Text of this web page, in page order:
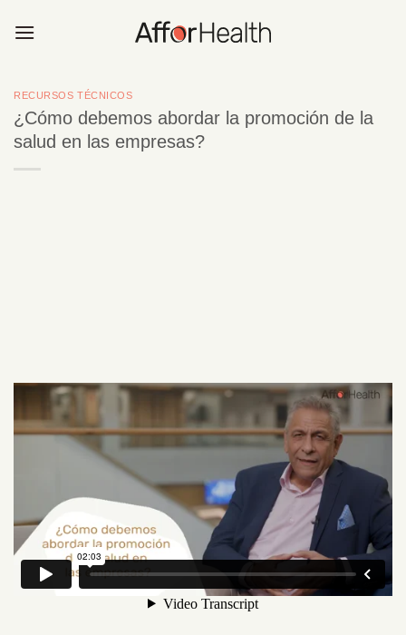
RECURSOS TÉCNICOS
¿Cómo debemos abordar la promoción de la
salud en las empresas?